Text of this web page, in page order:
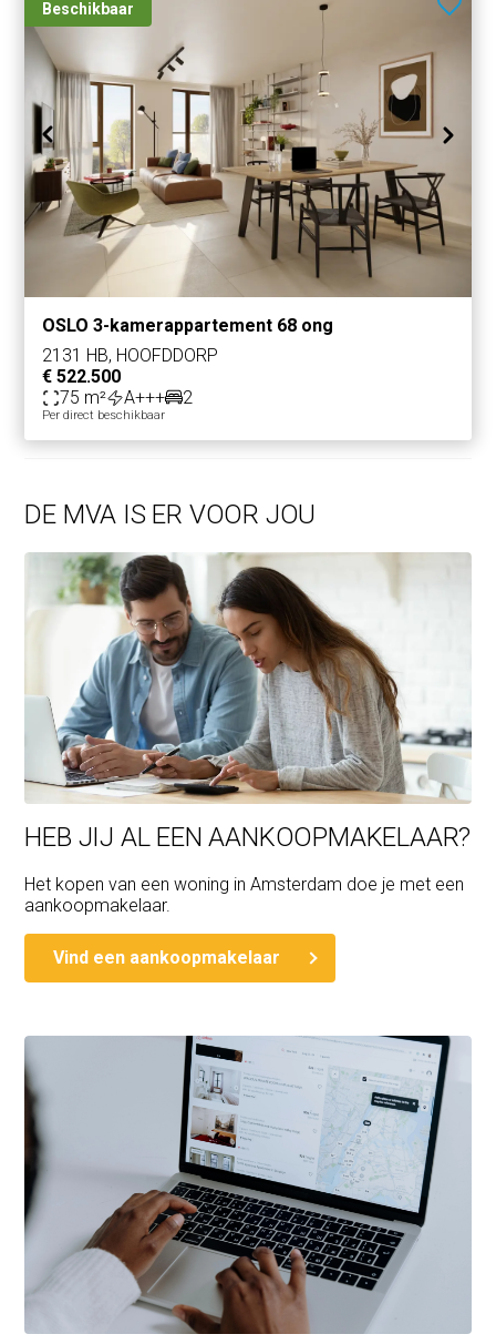
Beschikbaar
OSLO 3-kamerappartement 68 ong
2131 HB, HOOFDDORP
€ 522.500
75 m²
A+++ 2
Per direct beschikbaar
DE MVA IS ER VOOR JOU
HEB JIJ AL EEN AANKOOPMAKELAAR?
Het kopen van een woning in Amsterdam doe je met een
aankoopmakelaar.
Vind een aankoopmakelaar